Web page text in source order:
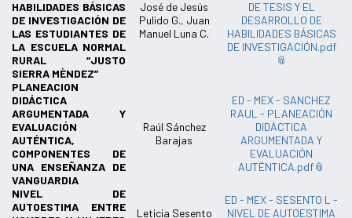
HABILIDADES BÁSICAS
DE INVESTIGACIÓN DE
LAS ESTUDIANTES DE
LA ESCUELA NORMAL
RURAL “JUSTO
SIERRA MÈNDEZ”
José de Jesús
Pulido G., Juan
Manuel Luna C.
DE TESIS Y EL
DESARROLLO DE
HABILIDADES BÁSICAS
DE INVESTIGACIÓN.pdf
PLANEACION
DIDÁCTICA
ARGUMENTADA Y
EVALUACIÓN
AUTÉNTICA,
COMPONENTES DE
UNA ENSEÑANZA DE
VANGUARDIA
Raúl Sánchez
Barajas
ED - MEX - SANCHEZ
RAUL - PLANEACIÓN
DIDÁCTICA
ARGUMENTADA Y
EVALUACIÓN
AUTÉNTICA.pdf
NIVEL DE
AUTOESTIMA ENTRE
Leticia Sesento
ED - MEX - SESENTO L -
NIVEL DE AUTOESTIMA